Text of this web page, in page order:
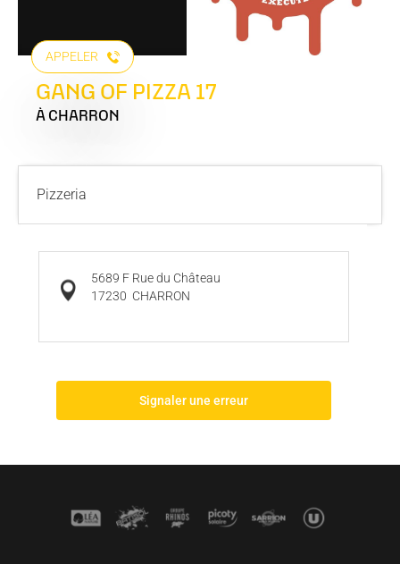
APPELER
GANG OF PIZZA 17
À CHARRON
Pizzeria
5689 F Rue du Château
17230 CHARRON
Signaler une erreur